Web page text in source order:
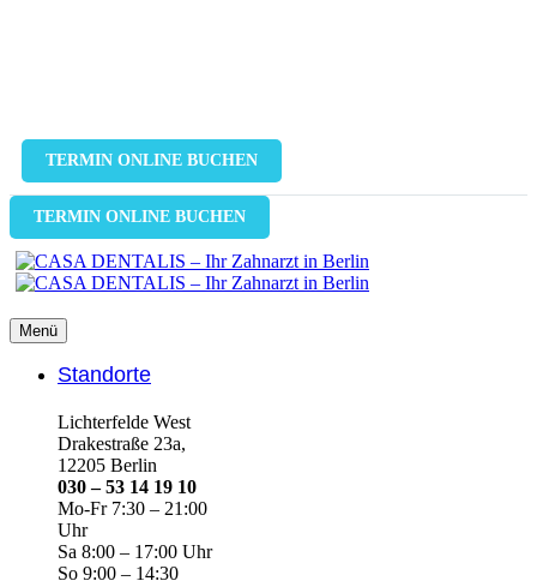
TERMIN ONLINE BUCHEN
TERMIN ONLINE BUCHEN
Menü
Standorte
Lichterfelde West
Drakestraße 23a,
12205 Berlin
030 – 53 14 19 10
Mo-Fr 7:30 – 21:00
Uhr
Sa 8:00 – 17:00 Uhr
So 9:00 – 14:30